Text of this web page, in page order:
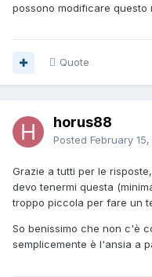
possono modificare questo
Quote
horus88
Posted February 15,
Grazie a tutti per le
devo tenermi questa
troppo piccola per fare un
So benissimo che non c'è
semplicemente è l'ansia a